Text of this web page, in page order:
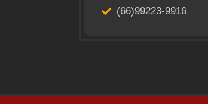
(66)99223-9916